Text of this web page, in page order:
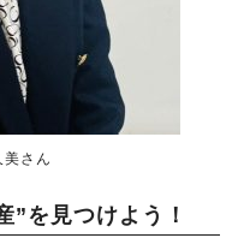
さん
”を見つけよう！